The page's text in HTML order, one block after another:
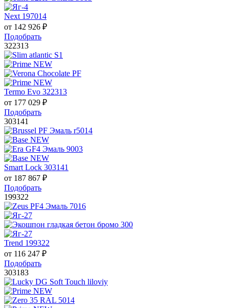
Next 197014
от 142 926 ₽
Подобрать
322313
Termo Evo 322313
от 177 029 ₽
Подобрать
303141
Smart Lock 303141
от 187 867 ₽
Подобрать
199322
Trend 199322
от 116 247 ₽
Подобрать
303183